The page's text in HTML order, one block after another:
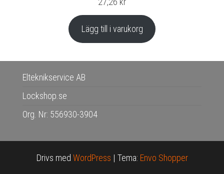
Lägg till i varukorg
Elteknikservice AB
Lockshop.se
Org. Nr: 556930-3904
Drivs med WordPress | Tema: Envo Shopper